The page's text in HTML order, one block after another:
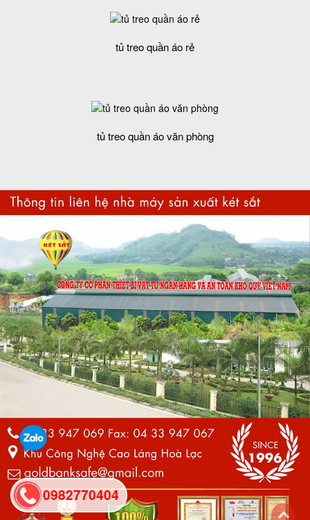
tủ treo quần áo rẻ
tủ treo quần áo văn phòng
0982770404